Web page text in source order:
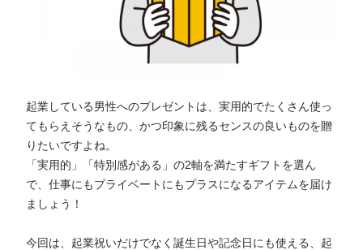
起業している男性へのプレゼントは、実用的でたくさん使っ
てもらえそうなもの、かつ印象に残るセンスの良いものを贈
りたいですよね。
「実用的」「特別感がある」の2軸を満たすギフトを選ん
で、仕事にもプライベートにもプラスになるアイテムを届け
ましょう！
今回は、起業祝いだけでなく誕生日や記念日にも使える、起